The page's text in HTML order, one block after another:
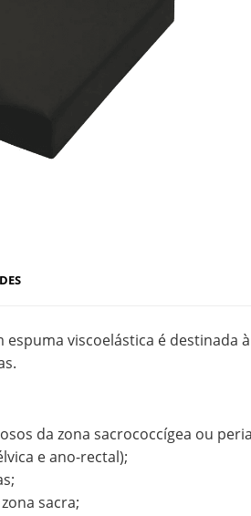
viscoelástica é destinada
da zona sacrococcígea ou
e ano-rectal);
sacra;